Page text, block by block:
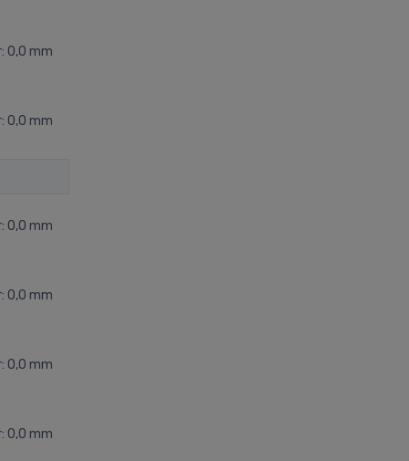
0,0 mm
0,0 mm
0,0 mm
0,0 mm
0,0 mm
0,0 mm